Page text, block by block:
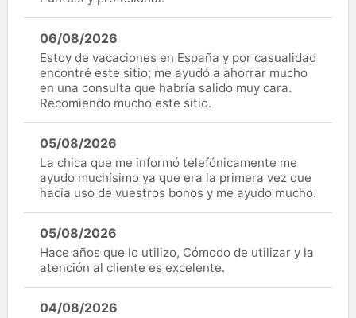
06/08/2026
Estoy de vacaciones en España y por casualidad
encontré este sitio; me ayudó a ahorrar mucho
en una consulta que habría salido muy cara.
Recomiendo mucho este sitio.
05/08/2026
La chica que me informó telefónicamente me
ayudo muchísimo ya que era la primera vez que
hacía uso de vuestros bonos y me ayudo mucho.
05/08/2026
Hace años que lo utilizo, Cómodo de utilizar y la
atención al cliente es excelente.
04/08/2026